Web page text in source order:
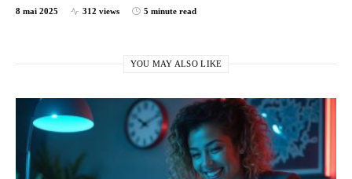
8 mai 2025 312 views 5 minute read
YOU MAY ALSO LIKE